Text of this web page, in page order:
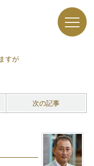
すが
次の記事